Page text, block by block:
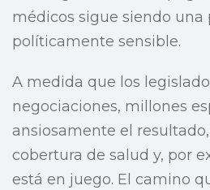
médicos sigue siendo una
políticamente sensible.
A medida que los
negociaciones, millones
ansiosamente el
cobertura de salud y, por
está en juego. El camino